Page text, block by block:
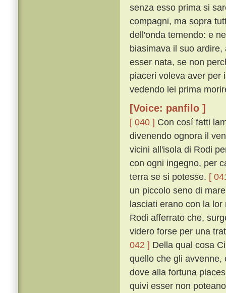
senza esso prima si
compagni, ma sopra
dell'onda temendo: e
biasimava il suo
esser nata, se non
piaceri voleva aver per
vedendo lei prima
[Voice: panfilo ]
[ 040 ] Con cosí fatti
divenendo ognora il
vicini all'isola di Rodi
con ogni ingegno, per
terra se si potesse. [
un piccolo seno di
lasciati erano con la
Rodi afferrato che,
videro forse per una
042 ] Della qual cosa
quello che gli avvenne,
dove alla fortuna
quivi esser non